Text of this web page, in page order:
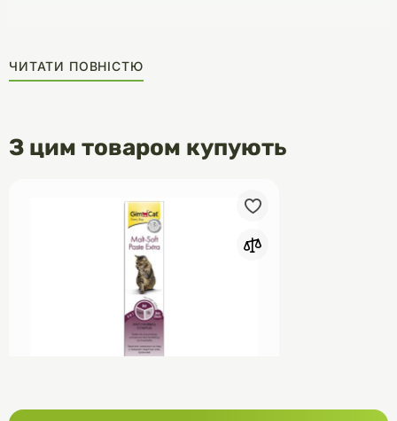
ЧИТАТИ ПОВНІСТЮ
З цим товаром купують